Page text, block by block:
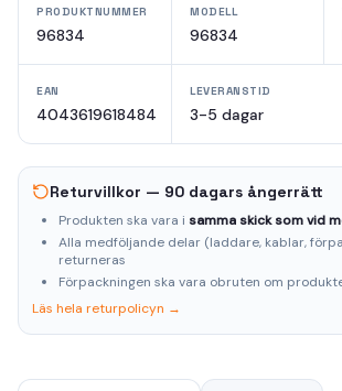
PRODUKTNUMMER
96834
MODELL
96834
EAN
4043619618484
LEVERANSTID
3-5 dagar
Returvillkor — 90 dagars ångerrätt
Produkten ska vara i samma skick som vid
Alla medföljande delar (laddare, kablar,
returneras
Förpackningen ska vara obruten om
Läs hela returpolicyn →